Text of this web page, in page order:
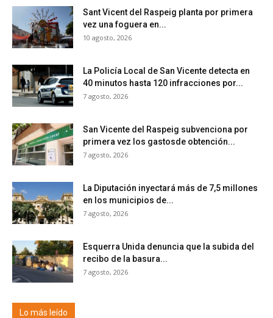
Sant Vicent del Raspeig planta por primera
vez una foguera en...
10 agosto, 2026
La Policía Local de San Vicente detecta en
40 minutos hasta 120 infracciones por...
7 agosto, 2026
San Vicente del Raspeig subvenciona por
primera vez los gastosde obtención...
7 agosto, 2026
La Diputación inyectará más de 7,5 millones
en los municipios de...
7 agosto, 2026
Esquerra Unida denuncia que la subida del
recibo de la basura...
7 agosto, 2026
Lo más leído